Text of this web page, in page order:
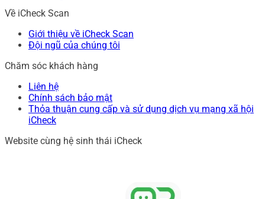
Về iCheck Scan
Giới thiệu về iCheck Scan
Đội ngũ của chúng tôi
Chăm sóc khách hàng
Liên hệ
Chính sách bảo mật
Thỏa thuận cung cấp và sử dụng dịch vụ mạng xã hội
iCheck
Website cùng hệ sinh thái iCheck